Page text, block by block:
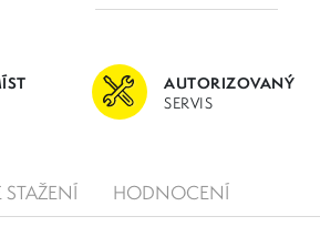
AUTORIZOVANÝ
SERVIS
HODNOCENÍ